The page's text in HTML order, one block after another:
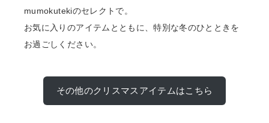
mumokutekiのセレクトで。
お気に入りのアイテムとともに、特別な冬のひとときを
お過ごしください。
その他のクリスマスアイテムはこちら